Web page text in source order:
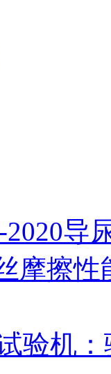
2020导
摩擦
验机